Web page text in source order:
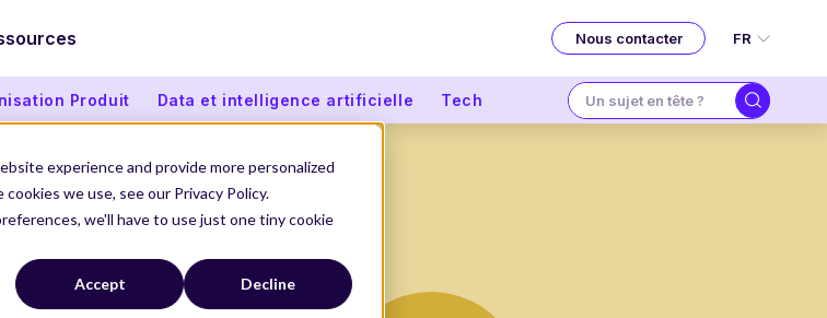
experience and provide more personalized
we use, see our Privacy Policy.
we'll have to use just one tiny cookie
Accept Decline
Nous contacter FR
Produit Data et intelligence artificielle Tech